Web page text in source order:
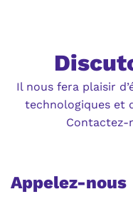
Il nous fera plaisir
technologiques et
Contactez-
Appelez-nous